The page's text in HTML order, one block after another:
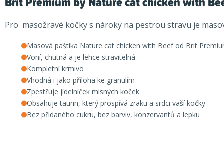
Pro masožravé kočky s nároky na pestrou stravu je
Masová paštika Nature cat chicken with Beef od Brit
Voní, chutná a je lehce stravitelná
Kompletní krmivo
Vhodná i jako příloha ke granulím
Zpestřuje jídelníček mlsných koček
Obsahuje taurin, který prospívá zraku a srdci vaší kočky
Bez přidaného cukru, bez barviv, konzervantů a lepku